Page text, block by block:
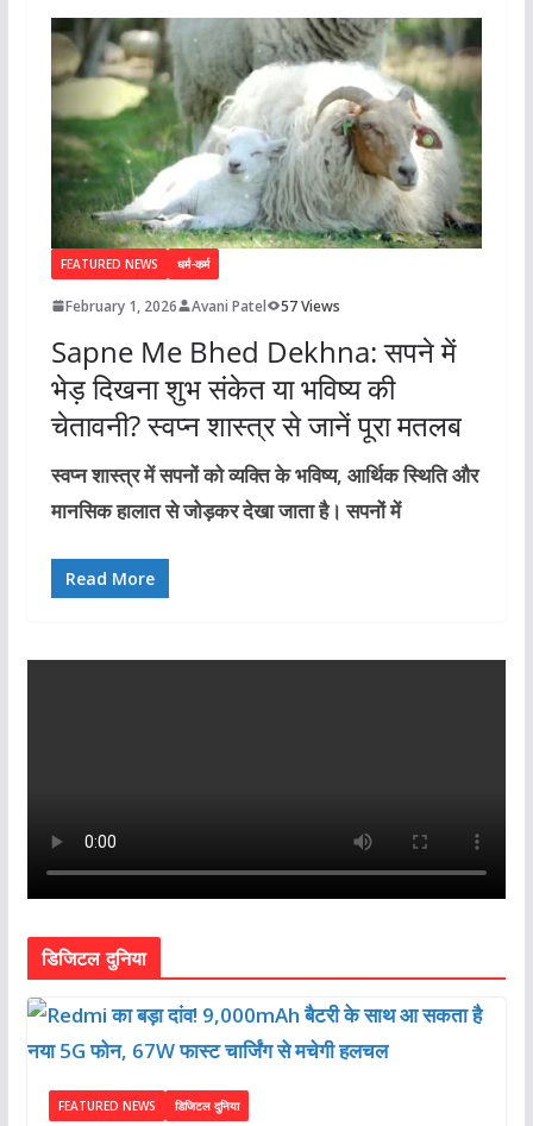
FEATURED NEWS धर्म-कर्म
February 1, 2026 Avani Patel 57 Views
Sapne Me Bhed Dekhna: सपने में
भेड़ दिखना शुभ संकेत या भविष्य की
चेतावनी? स्वप्न शास्त्र से जानें पूरा मतलब
स्वप्न शास्त्र में सपनों को व्यक्ति के भविष्य, आर्थिक स्थिति और
मानसिक हालात से जोड़कर देखा जाता है। सपनों में
Read More
डिजिटल दुनिया
FEATURED NEWS डिजिटल दुनिया